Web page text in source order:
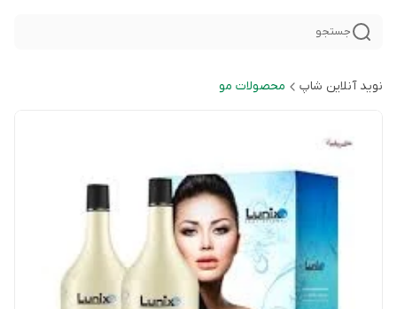
جستجو
نوید آنلاین شاپ محصولات مو